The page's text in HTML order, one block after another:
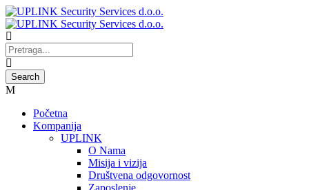
Početna
Kompanija
UPLINK
O Nama
Misija i vizija
Društvena odgovornost
Zaposlenje